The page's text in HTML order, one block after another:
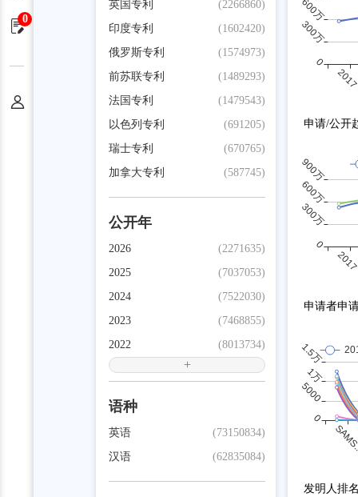
0
(2266860)
英国专利
(1602420)
印度专利
(1574973)
俄罗斯专利
(1489293)
前苏联专利
(1479543)
法国专利
(691205)
以色列专利
(670765)
瑞士专利
(587745)
加拿大专利
公开年
(2271635)
2026
(7037053)
2025
(7522030)
2024
(7468855)
2023
(8013734)
2022
+
语种
(73150834)
英语
(62835084)
汉语
申请/公开
申请者申
发明人排